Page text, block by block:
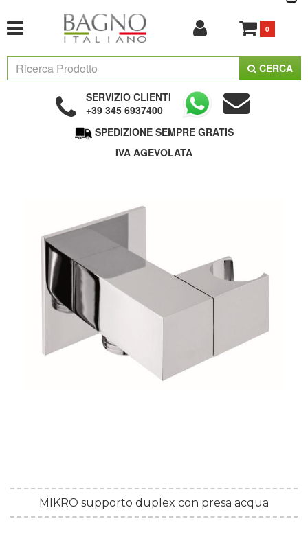
0
CERCA
SERVIZIO CLIENTI
+39 345 6937400
SPEDIZIONE SEMPRE GRATIS
IVA AGEVOLATA
MIKRO supporto duplex con presa acqua